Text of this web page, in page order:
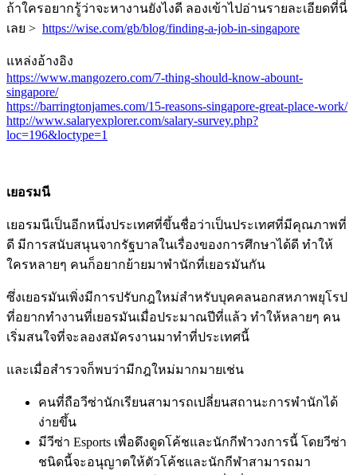
ถ้าใครอยากรู้ว่าจะหางานยังไงดี ลองเข้าไปอ่านรายละเอียดที่นี่
เลย > https://wise.com/gb/blog/finding-a-job-in-singapore
แหล่งอ้างอิง
https://www.mangozero.com/7-thing-should-know-abount-
singapore/
https://barringtonjames.com/15-reasons-singapore-great-place-work/
http://www.salaryexplorer.com/salary-survey.php?
loc=196&loctype=1
เยอรมนี
เยอรมนีเป็นอีกหนึ่งประเทศที่ขึ้นชื่อว่าเป็นประเทศที่มีคุณภาพที่
ดี มีการสนับสนุนจากรัฐบาลในเรื่องของการศึกษาได้ดี ทำให้
ใครหลายๆ คนก็อยากย้ายมาพำนักที่เยอรมันกัน
ซึ่งเยอรมันเพิ่งมีการปรับกฎใหม่สำหรับบุคคลนอกสหภาพยุโรป
ที่อยากทำงานที่เยอรมันเมื่อประมาณปีที่แล้ว ทำให้หลายๆ คน
เริ่มสนใจที่จะลองสมัครงานมาทำที่ประเทศนี้
และเมื่อสำรวจก็พบว่ามีกฎใหม่มากมายเช่น
คนที่ถือวีซ่านักเรียนสามารถเปลี่ยนสถานะการพำนักได้
ง่ายขึ้น
มีวีซ่า Esports เพื่อดึงดูดโค้ชและนักกีฬาวงการนี้ โดยวีซ่า
ชนิดนี้จะอนุญาตให้ตัวโค้ชและนักกีฬาสามารถมา